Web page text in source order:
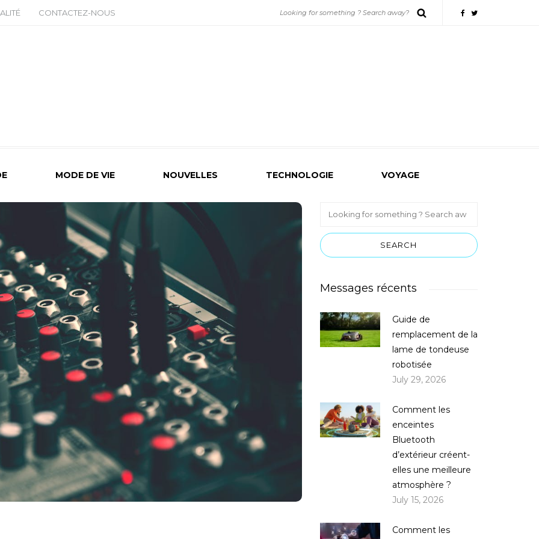
CONTACTEZ-NOUS
MODE DE VIE NOUVELLES TECHNOLOGIE VOYAGE
Messages récents
Guide de
remplacement de la
lame de tondeuse
robotisée
July 29, 2026
Comment les
enceintes
Bluetooth
d’extérieur créent-
elles une meilleure
atmosphère ?
July 15, 2026
Comment les